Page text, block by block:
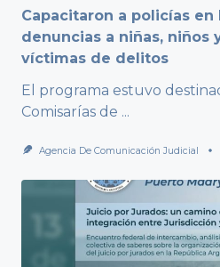
Capacitaron a policías en
denuncias a niñas, niños
víctimas de delitos
El programa estuvo
Comisarías de ...
Agencia De Comunicación Judicial